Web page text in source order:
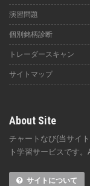
演習問題
個別銘柄診断
トレーダースキャン
サイトマップ
About Site
チャートなび(当サイ
ト学習サービスです
サイトについて